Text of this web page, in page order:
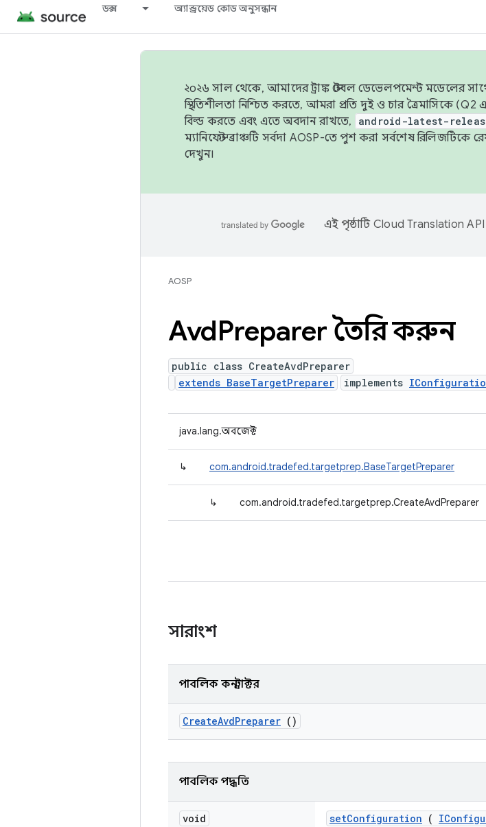
ডক্স অ্যান্ড্রয়েড কোড অনুসন্ধান
২০২৬ সাল থেকে, আমাদের ট্রাঙ্ক স্টেবল ডেভেলপমেন্ট মডেলের
স্থিতিশীলতা নিশ্চিত করতে, আমরা প্রতি দুই ও চার ত্রৈমাসিকে
বিল্ড করতে এবং এতে অবদান রাখতে,
android-latest-
ম্যানিফেস্ট ব্রাঞ্চটি সর্বদা AOSP-তে পুশ করা সর্বশেষ
দেখুন।
এই পৃষ্ঠাটি Cloud Translation API
AOSP
AvdPreparer তৈরি করুন
public class CreateAvdPreparer
extends BaseTargetPreparer
implements
java.lang.অবজেক্ট
↳ com.android.tradefed.targetprep.BaseTargetPreparer
↳ com.android.tradefed.targetprep.CreateAvdPreparer
সারাংশ
পাবলিক কনস্ট্রাক্টর
CreateAvdPreparer ()
পাবলিক পদ্ধতি
void setConfiguration (